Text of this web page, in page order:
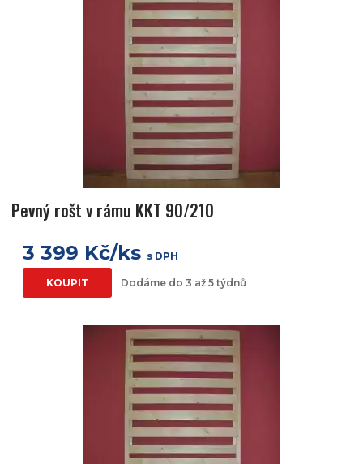
Pevný rošt v rámu KKT 90/210
3 399 Kč/ks s DPH
KOUPIT Dodáme do 3 až 5 týdnů